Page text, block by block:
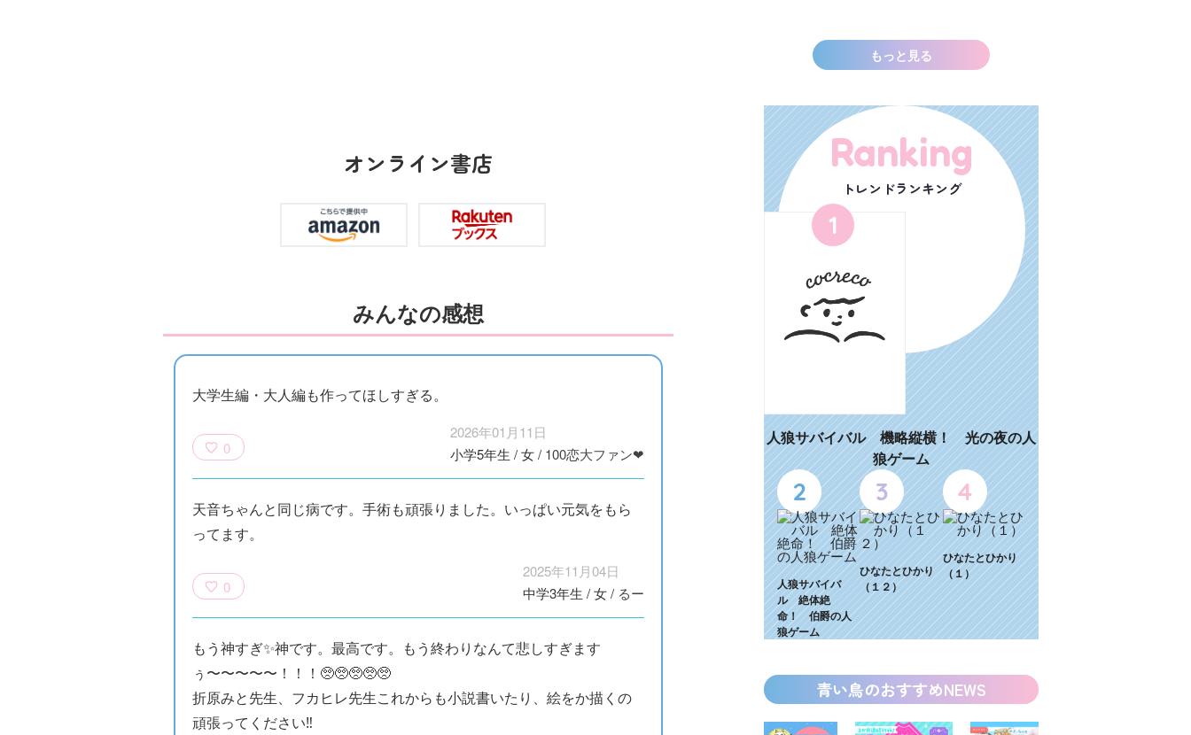
オンライン書店
みんなの感想
大学生編・大人編も作ってほしすぎる。
0
2026年01月11日
小学5年生 /女/ 100恋大ファン❤
天音ちゃんと同じ病です。手術も頑張りました。いっぱい元気をもら
ってます。
0
2025年11月04日
中学3年生 /女/ るー
もう神すぎ✨神です。最高です。もう終わりなんて悲しすぎます
ぅ〜〜〜〜〜！！！🥺🥺🥺🥺🥺
折原みと先生、フカヒレ先生これからも小説書いたり、絵をか描くの
頑張ってください‼️
もっと見る
Ranking
トレンドランキング
1
人狼サバイバル 機略縦横！ 光の夜の人
狼ゲーム
2
人狼サバイバ
ル 絶体絶
命！ 伯爵の人
狼ゲーム
3
ひなたとひかり
（１２）
4
ひなたとひかり
（１）
青い鳥のおすすめNEWS